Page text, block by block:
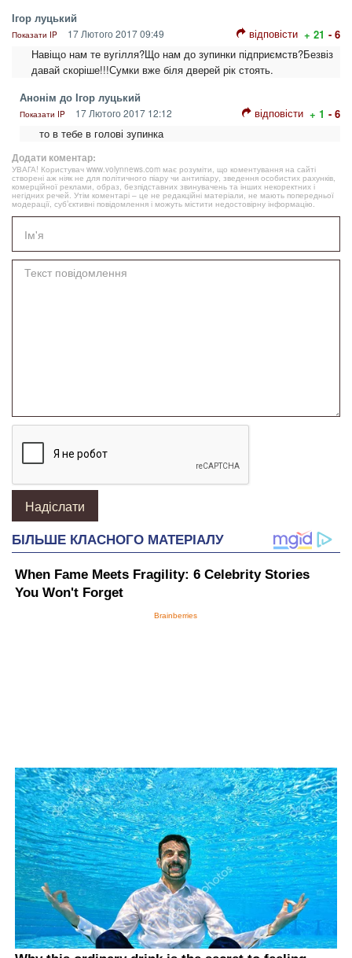
Ігор луцький
Показати IP 17 Лютого 2017 09:49 відповісти + 21 - 6
Навіщо нам те вугілля?Що нам до зупинки підприємств?Безвіз
давай скоріше!!!Сумки вже біля дверей рік стоять.
Анонім до Ігор луцький
Показати IP 17 Лютого 2017 12:12 відповісти + 1 - 6
то в тебе в голові зупинка
Додати коментар:
УВАГА! Користувач www.volynnews.com має розуміти, що коментування на сайті
створені аж ніяк не для політичного піару чи антипіару, зведення особистих рахунків,
комерційної реклами, образ, безпідставних звинувачень та інших некоректних і
негідних речей. Утім коментарі – це не редакційні матеріали, не мають попередньої
модерації, суб’єктивні повідомлення і можуть містити недостовірну інформацію.